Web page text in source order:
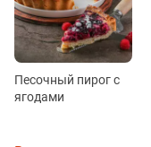
Песочный пирог с
ягодами